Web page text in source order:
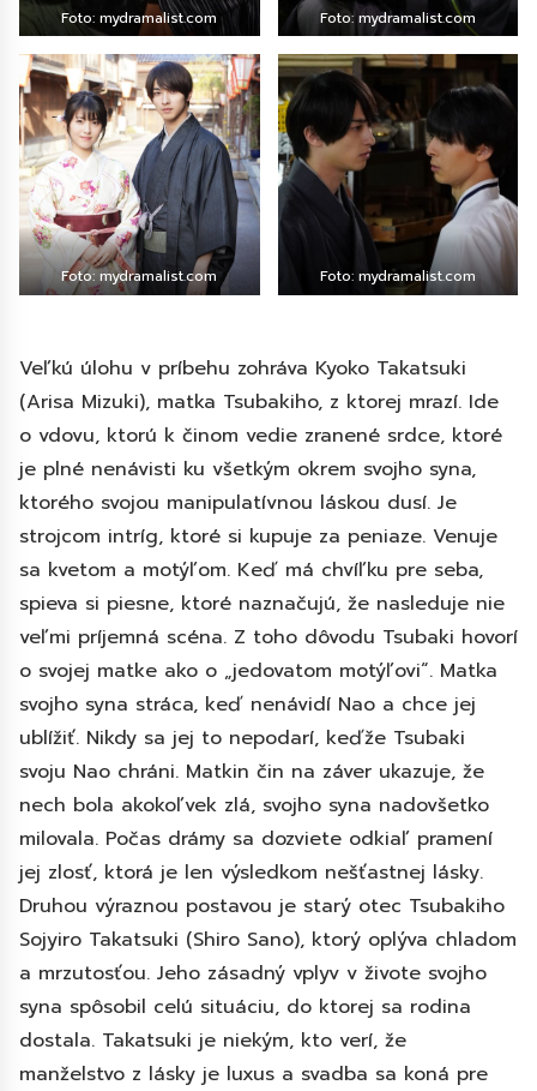
Foto: mydramalist.com Foto: mydramalist.com
Foto: mydramalist.com Foto: mydramalist.com
Veľkú úlohu v príbehu zohráva Kyoko Takatsuki
(Arisa Mizuki), matka Tsubakiho, z ktorej mrazí. Ide
o vdovu, ktorú k činom vedie zranené srdce, ktoré
je plné nenávisti ku všetkým okrem svojho syna,
ktorého svojou manipulatívnou láskou dusí. Je
strojcom intríg, ktoré si kupuje za peniaze. Venuje
sa kvetom a motýľom. Keď má chvíľku pre seba,
spieva si piesne, ktoré naznačujú, že nasleduje nie
veľmi príjemná scéna. Z toho dôvodu Tsubaki hovorí
o svojej matke ako o „jedovatom motýľovi“. Matka
svojho syna stráca, keď nenávidí Nao a chce jej
ublížiť. Nikdy sa jej to nepodarí, keďže Tsubaki
svoju Nao chráni. Matkin čin na záver ukazuje, že
nech bola akokoľvek zlá, svojho syna nadovšetko
milovala. Počas drámy sa dozviete odkiaľ pramení
jej zlosť, ktorá je len výsledkom nešťastnej lásky.
Druhou výraznou postavou je starý otec Tsubakiho
Sojyiro Takatsuki (Shiro Sano), ktorý oplýva chladom
a mrzutosťou. Jeho zásadný vplyv v živote svojho
syna spôsobil celú situáciu, do ktorej sa rodina
dostala. Takatsuki je niekým, kto verí, že
manželstvo z lásky je luxus a svadba sa koná pre